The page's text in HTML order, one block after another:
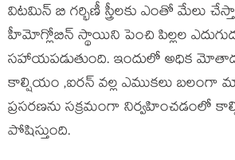
విటమిన్ బి గర్భిణీ స్త్రీలకు ఎంతో మేలు
హీమోగ్లోబిన్ స్థాయిని పెంచి పిల్లల
సహాయపడుతుంది. ఇందులో అధిక
కాల్షియం ,ఐరన్ వల్ల ఎముకలు బలంగా
ప్రసరణను సక్రమంగా నిర్వహించడంలో
పోషిస్తుంది.